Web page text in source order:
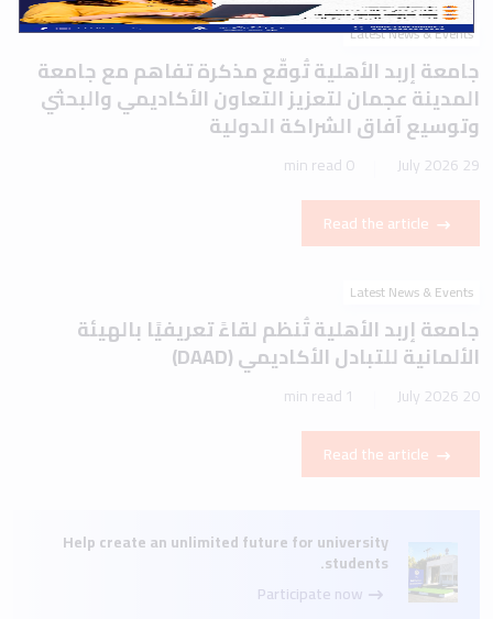
Latest News & Events
جامعة إربد الأهلية تُوقّع مذكرة تفاهم مع جامعة
المدينة عجمان لتعزيز التعاون الأكاديمي والبحثي
وتوسيع آفاق الشراكة الدولية
29 July 2026
0 min read
Read the article
Latest News & Events
جامعة إربد الأهلية تُنظم لقاءً تعريفيًا بالهيئة
الألمانية للتبادل الأكاديمي (DAAD)
20 July 2026
1 min read
Read the article
Help create an unlimited future for university
students.
Participate now